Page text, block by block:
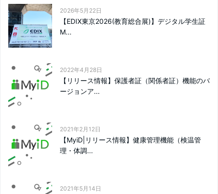
2026年5月22日
【EDIX東京2026(教育総合展)】デジタル学生証
M...
2022年4月28日
【リリース情報】保護者証（関係者証）機能のバ
ージョンア...
2021年2月12日
【MyiD|リリース情報】健康管理機能（検温管
理・体調...
2021年5月14日